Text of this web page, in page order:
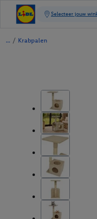
/ Krabpalen